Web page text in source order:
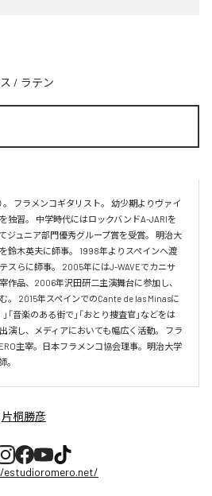
/ ラテン
。 フラメンコギタリスト。 幼少期よりヴァイ
独習。 中学時代にはロックバンドA-JARIを
ジュニア部門優秀グループ賞を受賞。 明治大
鈴木英夫に師事。 1998年よりスペインへ渡
スらに師事。 2005年にはJ-WAVEでカニサ
作品、2006年沢田研二主演舞台に参加し、
。 2015年スペインでのCante de las Minasに
「音楽のある街で」「おとり捜査官」などをは
演し、メディアにおいても幅広く活動。 フラ
主宰。日本フラメンコ協会理事。明治大学
。
片桐勝彦